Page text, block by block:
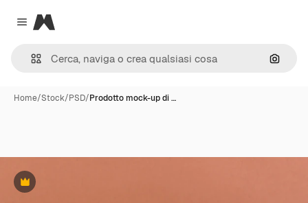
Close menu
Magnific
Cerca
Home/Stock/PSD/Prodotto mock-up di …
Premium